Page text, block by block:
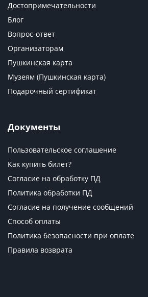
Достопримечательности
Блог
Вопрос-ответ
Организаторам
Пушкинская карта
Музеям (Пушкинская карта)
Подарочный сертификат
Документы
Пользовательское соглашение
Как купить билет?
Согласие на обработку ПД
Политика обработки ПД
Согласие на получение сообщений
Способ оплаты
Политика безопасности при оплате
Правила возврата